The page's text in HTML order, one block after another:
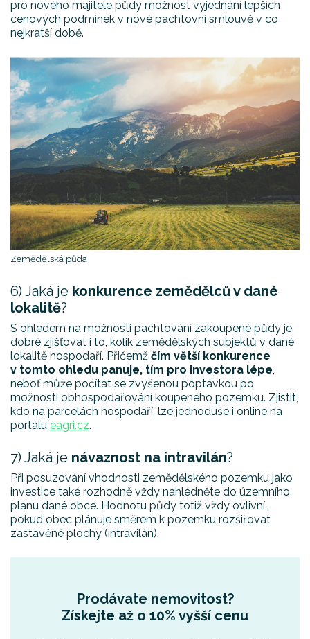
pro nového majitele půdy možnost vyjednání lepších
cenových podmínek v nové pachtovní smlouvě v co
nejkratší době.
Zemědělská půda
6) Jaká je konkurence zemědělců v dané
lokalitě?
S ohledem na možnosti pachtování zakoupené půdy je
dobré zjišťovat i to, kolik zemědělských subjektů v dané
lokalitě hospodaří. Přičemž čím větší konkurence
v tomto ohledu panuje, tím pro investora lépe
neboť může počítat se zvýšenou poptávkou po
možnosti obhospodařování koupeného pozemku. Zjistit,
kdo na parcelách hospodaří, lze jednoduše i online na
portálu eagri.cz.
7) Jaká je návaznost na intravilán?
Při posuzování vhodnosti zemědělského pozemku jako
investice také rozhodně vždy nahlédněte do územního
plánu dané obce. Hodnotu půdy totiž vždy ovlivní,
pokud obec plánuje směrem k pozemku rozšiřovat
zastavěné plochy (intravilán).
Prodávate nemovitost?
Získejte až o 10% vyšší cenu